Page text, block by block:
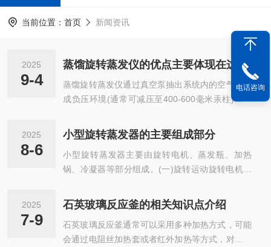
当前位置： 首页 新闻资讯
2025
9-4
蒸馏旋转蒸发仪的优点主要体现在这些方面！
蒸馏旋转蒸发仪通过真空泵抽出系统内的空气，形
成负压环境(通常可减压至400-600毫米汞柱)。根
而在较低温度下即可实现蒸发。这一过程有效避免
了高温对热敏性物质的破坏；电机驱动装有样品溶
液的烧瓶高速旋转，受离心力作用，液体沿瓶壁均
匀铺展形成薄层薄膜。该设计增加了液面的表面
的溶剂经导气管进入螺旋状冷凝管，被冷却水循环
用双冷凝器系统或除雾装置以提升分离...
2025
8-6
小型旋转蒸发器的主要组成部分
小型旋转蒸发器主要由旋转电机、蒸发瓶、加热
锅、冷凝器等部分组成。(一)旋转运动旋转电机带
待蒸发的液体在离心力的作用下，沿着蒸发瓶的内
壁形成一层均匀的液膜。这种液膜的形成增加了液
体的蒸发面积，因为液体以薄层的形式暴露在真空
或常压(根据具体操作需求)环境下，相比静止的液
2025
7-9
石英玻璃反应釜的相关知识点介绍
石英玻璃反应釜通常可以采用多种加热方式，可能
会通过电阻丝加热套或者红外加热等方式，对反应
电话咨询